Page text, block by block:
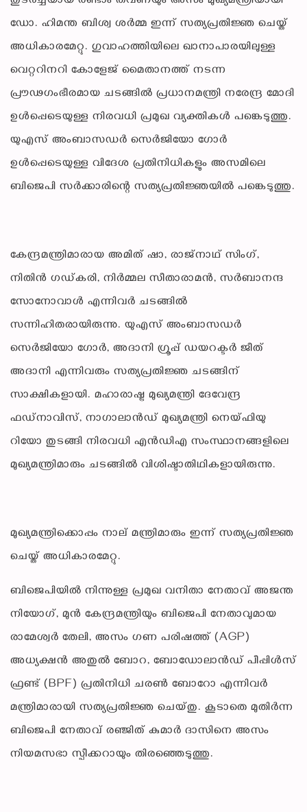
ഡോ. ഹിമന്ത ബിശ്വ ശർമ്മ ഇന്ന് സത്യപ്രതിജ്ഞ ചെയ്ത്
അധികാരമേറ്റു. ഗുവാഹത്തിയിലെ ഖാനാപാരയിലുള്ള
വെറ്ററിനറി കോളേജ് മൈതാനത്ത് നടന്ന
പ്രൗഢഗംഭീരമായ ചടങ്ങിൽ പ്രധാനമന്ത്രി നരേന്ദ്ര മോദി
ഉൾപ്പെടെയുള്ള നിരവധി പ്രമുഖ വ്യക്തികൾ പങ്കെടുത്തു.
യുഎസ് അംബാസഡർ സെർജിയോ ഗോർ
ഉൾപ്പെടെയുള്ള വിദേശ പ്രതിനിധികളും അസമിലെ
ബിജെപി സർക്കാരിന്റെ സത്യപ്രതിജ്ഞയിൽ പങ്കെടുത്തു.
കേന്ദ്രമന്ത്രിമാരായ അമിത് ഷാ, രാജ്‌നാഥ് സിംഗ്,
നിതിൻ ഗഡ്കരി, നിർമ്മല സീതാരാമൻ, സർബാനന്ദ
സോനോവാൾ എന്നിവർ ചടങ്ങിൽ
സന്നിഹിതരായിരുന്നു. യുഎസ് അംബാസഡർ
സെർജിയോ ഗോർ, അദാനി ഗ്രൂപ്പ് ഡയറക്ടർ ജീത്
അദാനി എന്നിവരും സത്യപ്രതിജ്ഞ ചടങ്ങിന്
സാക്ഷികളായി. മഹാരാഷ്ട്ര മുഖ്യമന്ത്രി ദേവേന്ദ്ര
ഫഡ്‌നാവിസ്, നാഗാലാൻഡ് മുഖ്യമന്ത്രി നെയ്ഫിയു
റിയോ തുടങ്ങി നിരവധി എൻഡിഎ സംസ്ഥാനങ്ങളിലെ
മുഖ്യമന്ത്രിമാരും ചടങ്ങിൽ വിശിഷ്ടാതിഥികളായിരുന്നു.
മുഖ്യമന്ത്രിക്കൊപ്പം നാല് മന്ത്രിമാരും ഇന്ന് സത്യപ്രതിജ്ഞ
ചെയ്ത് അധികാരമേറ്റു.
​ബിജെപിയിൽ നിന്നുള്ള പ്രമുഖ വനിതാ നേതാവ് അജന്ത
നിയോഗ്, മുൻ കേന്ദ്രമന്ത്രിയും ബിജെപി നേതാവുമായ
രാമേശ്വർ തേലി, അസം ഗണ പരിഷത്ത് (AGP)
അധ്യക്ഷൻ അതുൽ ബോറ, ബോഡോലാൻഡ് പീപ്പിൾസ്
ഫ്രണ്ട് (BPF) പ്രതിനിധി ചരൺ ബോറോ എന്നിവർ
മന്ത്രിമാരായി സത്യപ്രതിജ്ഞ ചെയ്തു. കൂടാതെ മുതിർന്ന
ബിജെപി നേതാവ് രഞ്ജിത് കുമാർ ദാസിനെ അസം
നിയമസഭാ സ്പീക്കറായും തിരഞ്ഞെടുത്തു.